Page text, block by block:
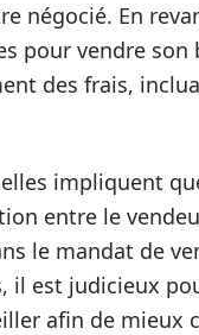
négocié. En
pour vendre
des frais,
impliquent
entre le
le mandat de
il est judicieux
afin de mieux